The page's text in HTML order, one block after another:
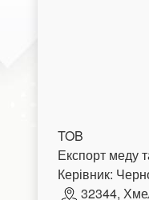
TOB
Експорт меду
Керівник:
32344,